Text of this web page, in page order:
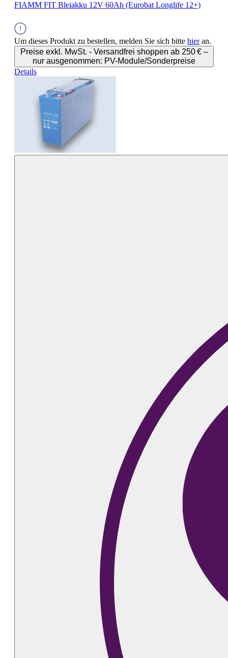
FIAMM FIT Bleiakku 12V 60Ah (Eurobat Longlife 12+)
Um dieses Produkt zu bestellen, melden Sie sich bitte hieran.
Preise exkl. MwSt. - Versandfrei shoppen ab 250 € –
nur ausgenommen: PV-Module/Sonderpreise
Details